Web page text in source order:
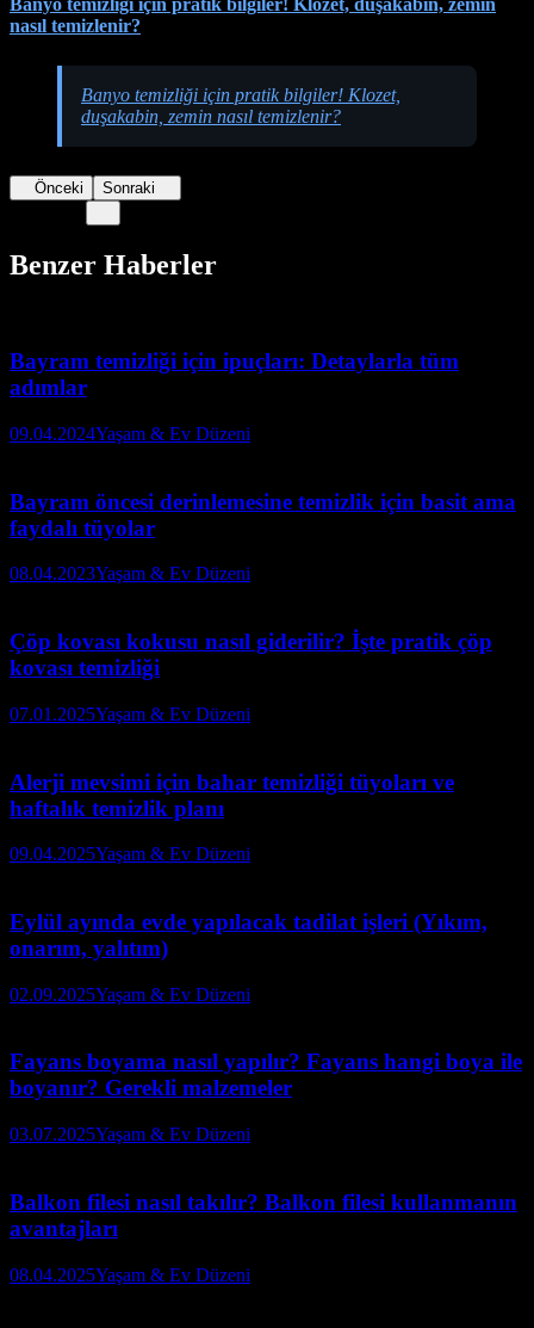
nasıl temizlenir?
Banyo temizliği için pratik bilgiler! Klozet,
duşakabin, zemin nasıl temizlenir?
Önceki Sonraki
Benzer Haberler
Bayram temizliği için ipuçları: Detaylarla tüm
adımlar
09.04.2024Yaşam & Ev Düzeni
Bayram öncesi derinlemesine temizlik için basit ama
faydalı tüyolar
08.04.2023Yaşam & Ev Düzeni
Çöp kovası kokusu nasıl giderilir? İşte pratik çöp
kovası temizliği
07.01.2025Yaşam & Ev Düzeni
Alerji mevsimi için bahar temizliği tüyoları ve
haftalık temizlik planı
09.04.2025Yaşam & Ev Düzeni
Eylül ayında evde yapılacak tadilat işleri (Yıkım,
onarım, yalıtım)
02.09.2025Yaşam & Ev Düzeni
Fayans boyama nasıl yapılır? Fayans hangi boya ile
boyanır? Gerekli malzemeler
03.07.2025Yaşam & Ev Düzeni
Balkon filesi nasıl takılır? Balkon filesi kullanmanın
avantajları
08.04.2025Yaşam & Ev Düzeni